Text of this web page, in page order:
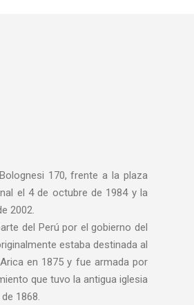
170, frente a la plaza
el 4 de octubre de 1984 y la
2002.
del Perú por el gobierno del
estaba destinada al
en 1875 y fue armada por
que tuvo la antigua iglesia
1868.